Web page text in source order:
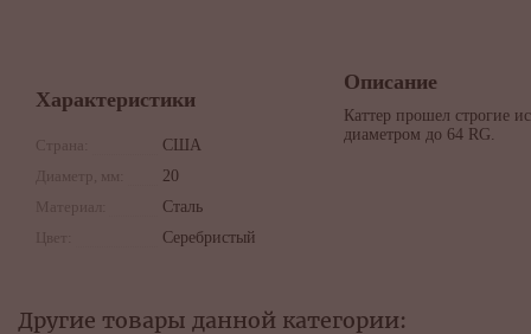
Характеристики
Страна:
США
Диаметр, мм:
20
Материал:
Сталь
Цвет:
Серебристый
Описание
Каттер прошел строгие
диаметром до 64 RG.
Другие товары данной категории: